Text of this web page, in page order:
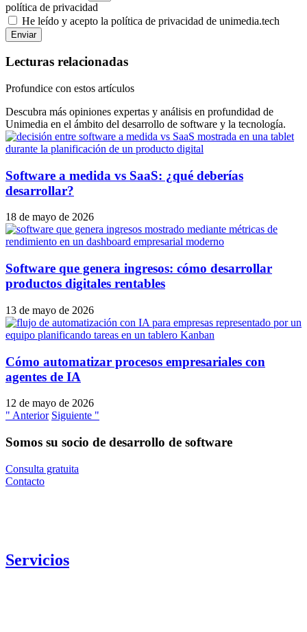
política de privacidad
He leído y acepto la política de privacidad de unimedia.tech
Enviar
Lecturas relacionadas
Profundice con estos artículos
Descubra más opiniones expertas y análisis en profundidad de
Unimedia en el ámbito del desarrollo de software y la tecnología.
Software a medida vs SaaS: ¿qué deberías
desarrollar?
18 de mayo de 2026
Software que genera ingresos: cómo desarrollar
productos digitales rentables
13 de mayo de 2026
Cómo automatizar procesos empresariales con
agentes de IA
12 de mayo de 2026
" Anterior Siguiente "
Somos su socio de desarrollo de software
Consulta gratuita
Contacto
Servicios